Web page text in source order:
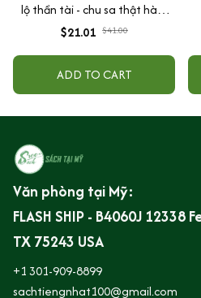
lộ thần tài - chu sa thật hàm
lượng cao (tặng kèm túi lộc +
$21.01 $41.00
ADD TO CART
Văn phòng tại Mỹ:
FLASH SHIP - B4060J 12338
TX 75243 USA
+1 301-909-8899
sachtiengnhat100@gmail.com